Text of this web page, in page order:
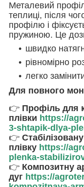
Металевий
теплиці, після
профілю і
пружиною. Це
швидко
рівномірно
легко
Для повного
👉 Профіль для
плівки https://
3-shtapik-dlya-
👉
плівку https://
plenka-
👉 Композитну
дуг https://